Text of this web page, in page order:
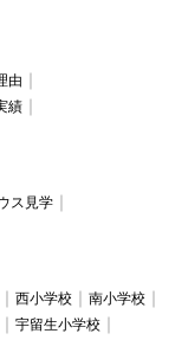
由
績
ス見学
西小学校
南小学校
宇留生小学校